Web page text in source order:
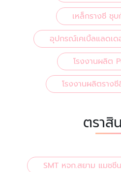
เหล็กรางซี ชุบ
อุปกรณ์เคเบิ้ลแลดเด
โรงงานผลิต
โรงงานผลิตราง
ตราสิ
SMT หจก.สยาม แมชชี